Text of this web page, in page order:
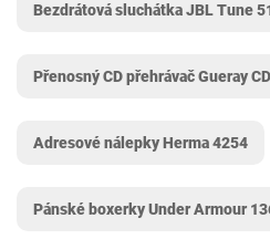
Bezdrátová sluchátka JBL Tune
Přenosný CD přehrávač Gueray
Adresové nálepky Herma 4254
Pánské boxerky Under Armour